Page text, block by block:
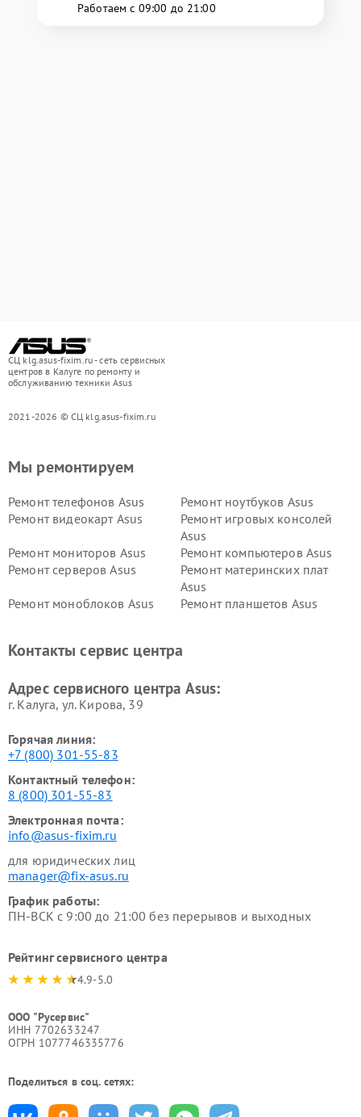
Работаем с 09:00 до 21:00
СЦ klg.asus-fixim.ru - сеть сервисных
центров в Калуге по ремонту и
обслуживанию техники Asus
2021-2026 © СЦ klg.asus-fixim.ru
Мы ремонтируем
Ремонт телефонов Asus
Ремонт ноутбуков Asus
Ремонт видеокарт Asus
Ремонт игровых консолей
Asus
Ремонт мониторов Asus
Ремонт компьютеров Asus
Ремонт серверов Asus
Ремонт материнских плат
Asus
Ремонт моноблоков Asus
Ремонт планшетов Asus
Контакты сервис центра
Адрес сервисного центра Asus:
г. Калуга, ул. Кирова, 39
Горячая линия:
+7 (800) 301-55-83
Контактный телефон:
8 (800) 301-55-83
Электронная почта:
info@asus-fixim.ru
для юридических лиц
manager@fix-asus.ru
График работы:
ПН-ВСК с 9:00 до 21:00 без перерывов и выходных
Рейтинг сервисного центра
4.9-5.0
ООО "Русервис"
ИНН 7702633247
ОГРН 1077746335776
Поделиться в соц. сетях: